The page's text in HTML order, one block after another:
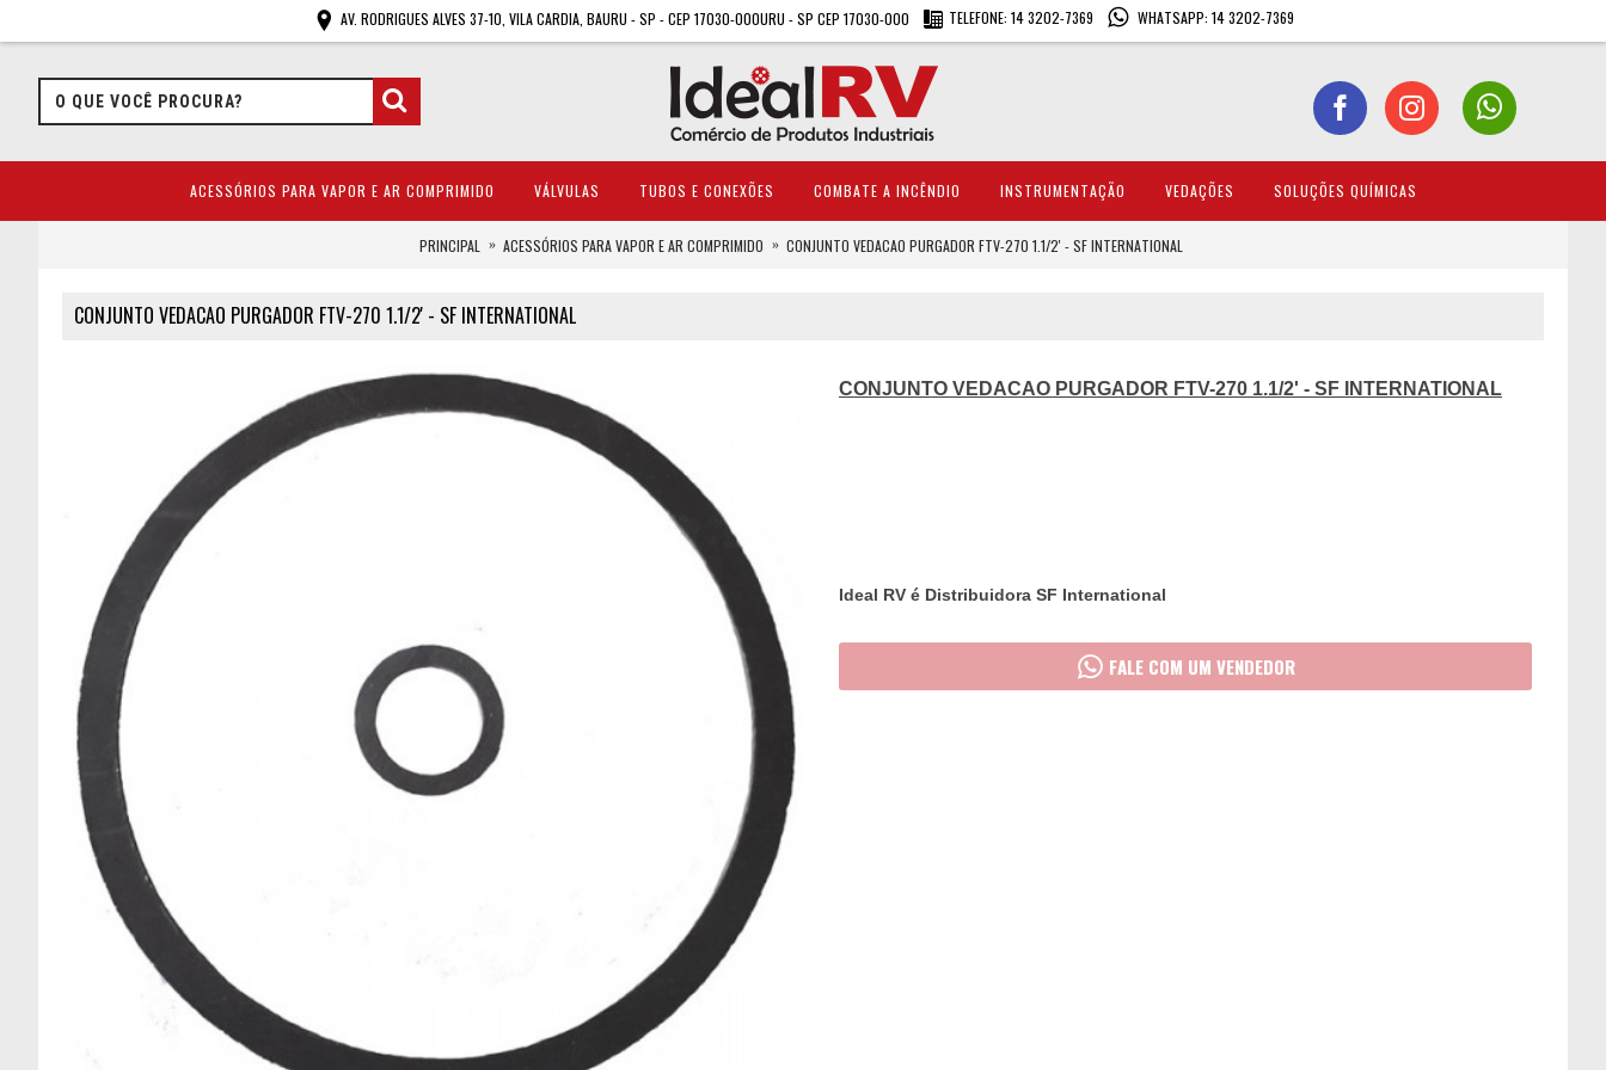
AV. RODRIGUES ALVES 37-10, VILA CARDIA, BAURU - SP - CEP 17030-000URU - SP CEP 17030-000 TELEFONE: 14 3202-7369 WHATSAPP: 14 3202-7369
ACESSÓRIOS PARA VAPOR E AR COMPRIMIDO VÁLVULAS TUBOS E CONEXÕES COMBATE A INCÊNDIO INSTRUMENTAÇÃO VEDAÇÕES SOLUÇÕES QUÍMICAS
PRINCIPAL ACESSÓRIOS PARA VAPOR E AR COMPRIMIDO CONJUNTO VEDACAO PURGADOR FTV-270 1.1/2' - SF INTERNATIONAL
CONJUNTO VEDACAO PURGADOR FTV-270 1.1/2' - SF INTERNATIONAL
CONJUNTO VEDACAO PURGADOR FTV-270 1.1/2' - SF INTERNATIONAL
Ideal RV é Distribuidora SF International
FALE COM UM VENDEDOR